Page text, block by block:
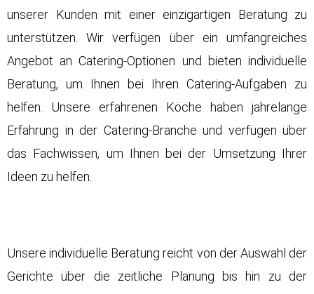
unserer Kunden mit einer einzigartigen Beratung zu
unterstützen. Wir verfügen über ein umfangreiches
Angebot an Catering-Optionen und bieten individuelle
Beratung, um Ihnen bei Ihren Catering-Aufgaben zu
helfen. Unsere erfahrenen Köche haben jahrelange
Erfahrung in der Catering-Branche und verfügen über
das Fachwissen, um Ihnen bei der Umsetzung Ihrer
Ideen zu helfen.
Unsere individuelle Beratung reicht von der Auswahl der
Gerichte über die zeitliche Planung bis hin zu der